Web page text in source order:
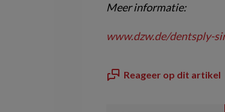
Meer informatie:
www.dzw.de/dentsply-
Reageer op dit artikel